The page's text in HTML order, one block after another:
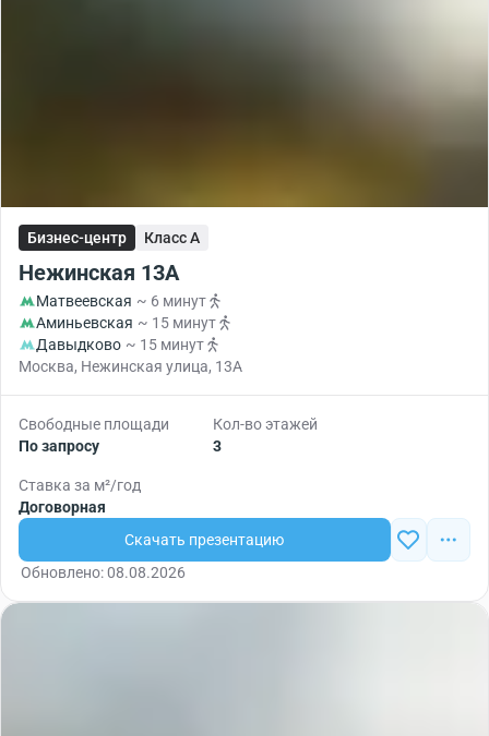
Бизнес-центр Класс A
Нежинская 13А
Матвеевская ~ 6 минут
Аминьевская ~ 15 минут
Давыдково ~ 15 минут
Москва, Нежинская улица, 13А
Свободные площади
По запросу
Кол-во этажей
3
Ставка за м²/год
Договорная
Скачать презентацию
Обновлено: 08.08.2026